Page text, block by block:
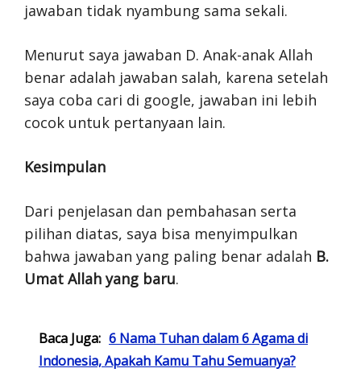
jawaban tidak nyambung sama sekali.
Menurut saya jawaban D. Anak-anak Allah
benar adalah jawaban salah, karena setelah
saya coba cari di google, jawaban ini lebih
cocok untuk pertanyaan lain.
Kesimpulan
Dari penjelasan dan pembahasan serta
pilihan diatas, saya bisa menyimpulkan
bahwa jawaban yang paling benar adalah B.
Umat Allah yang baru.
Baca Juga: 6 Nama Tuhan dalam 6 Agama di
Indonesia, Apakah Kamu Tahu Semuanya?